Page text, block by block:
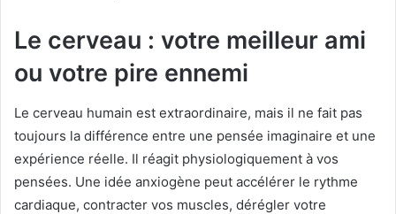
Le cerveau : votre meilleur ami
ou votre pire ennemi
Le cerveau humain est extraordinaire, mais il ne fait pas
toujours la différence entre une pensée imaginaire et une
expérience réelle. Il réagit physiologiquement à vos
pensées. Une idée anxiogène peut accélérer le rythme
cardiaque, contracter vos muscles, dérégler votre